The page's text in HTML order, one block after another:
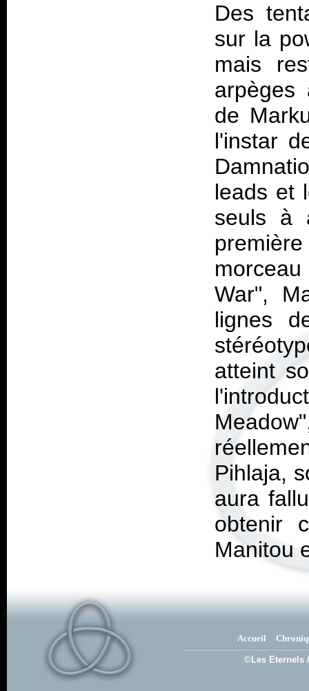
Des
sur la
mais
arpèges
de
l'instar
leads et
seuls à
War",
lignes
atteint
Pihlaja,
aura
obtenir
Manitou
Accueil
©Les Eternels